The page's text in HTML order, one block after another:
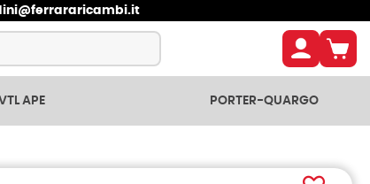
APE PORTER-QUARGO